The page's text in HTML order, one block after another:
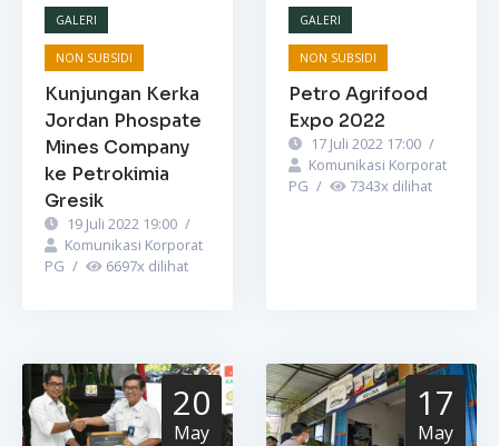
GALERI
NON SUBSIDI
Kunjungan Kerka
Jordan Phospate
Mines Company
ke Petrokimia
Gresik
19 Juli 2022 19:00 /
Komunikasi Korporat
PG / 6697x dilihat
GALERI
NON SUBSIDI
Petro Agrifood
Expo 2022
17 Juli 2022 17:00 /
Komunikasi Korporat
PG / 7343x dilihat
20
May
17
May